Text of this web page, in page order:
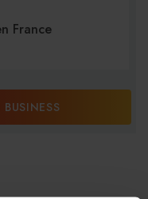
France